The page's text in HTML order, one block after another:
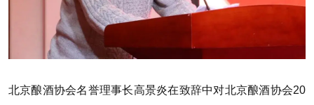
北京酿酒协会名誉理事长高景炎在致辞中对北京酿酒协会20